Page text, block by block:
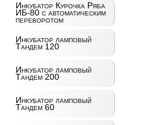
Инкубатор Курочка Ряба
ИБ-80 с автоматическим
переворотом
Инкубатор ламповый
Тандем 120
Инкубатор ламповый
Тандем 200
Инкубатор ламповый
Тандем 60